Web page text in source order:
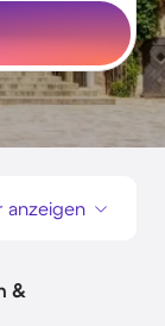
anzeigen
&